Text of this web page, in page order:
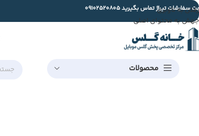
رفتن به ناوبری
جهش به محتوای اصلی
09102520805سفارشات تیراژ تماس بگیرید
محصولات